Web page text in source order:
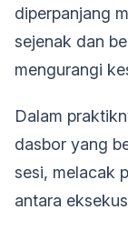
diperpanjang
sejenak dan
mengurangi
Dalam
dasbor yang
sesi, melacak
antara